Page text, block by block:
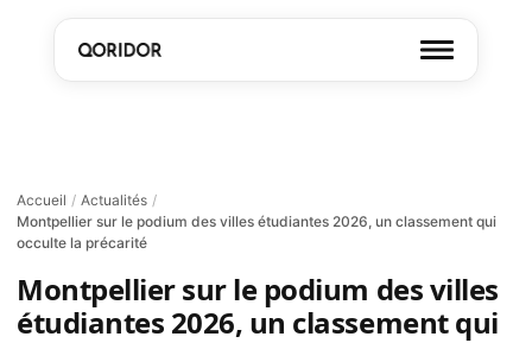
Accueil / Actualités /
Montpellier sur le podium des villes étudiantes 2026, un classement qui
occulte la précarité
Montpellier sur le podium des villes
étudiantes 2026, un classement qui